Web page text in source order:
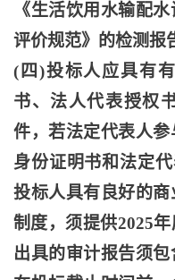
《生活饮用水输配
评价规范》的检测报
(四)投标人应具有
书、法人代表授权
件，若法定代表人
身份证明书和法定
投标人具有良好的
制度，须提供2025
出具的审计报告须